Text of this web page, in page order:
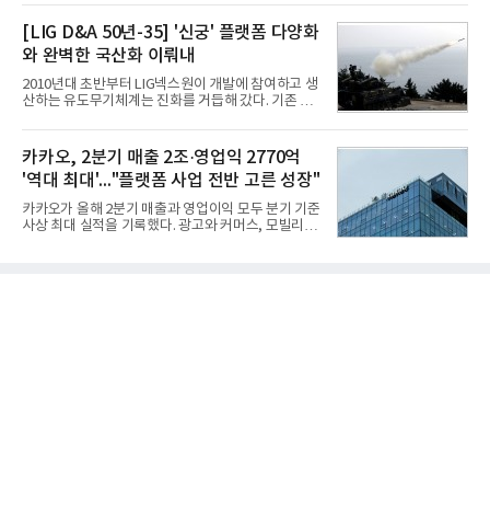
의 핵심
국기업평판연구소(소장 구창환)는 빅데이터뉴스와
함께 60명의 CEO 브랜드를 대상으로 2026년 7월 6
일부터 8월 6일까지 수집된 소비자 빅데이터
7,395,735건을 분석한 결과, 삼성 이재용 회장이 브
랜드평판지수 1,984,715를 기록하며 8월 1위에 올랐
다고 밝혔다. 분석에 활용된 빅데이터는 지난 7월
(14,233,797건) 대비 48.04% 감소한 수치다.8월
김승연, 이재현, 강호동, 김범수, 양종
[LIG D&A 50년-35] '신궁' 플랫폼 다양화
와 완벽한 국산화 이뤄내
2010년대 초반부터 LIG넥스원이 개발에 참여하고 생
산하는 유도무기체계는 진화를 거듭해 갔다. 기존 무
용도가 떨어지는 재래식 무기를 새롭게 활용하는 방
안이 강구됐다. 또 핵심 구성품 국산화를 통해 수출상
의 제약을 해소하고자 노력했다. 이러한 LIG넥스원의
신기술 개발 성과가 집약된 무기체계가 바로 휴대용
지대공 유도무기 ‘신궁’이다.신궁은 이미 2009년 수
출을 위한 개량형 멀티런처 개발을 완료함으로써 기
능 다양화와 계열화 가능성을 선보인 바 있었다. 이번
카카오, 2분기 매출 2조·영업익 2770억
'역대 최대'..."플랫폼 사업 전반 고른 성장"
카카오가 올해 2분기 매출과 영업이익 모두 분기 기준
사상 최대 실적을 기록했다. 광고와 커머스, 모빌리